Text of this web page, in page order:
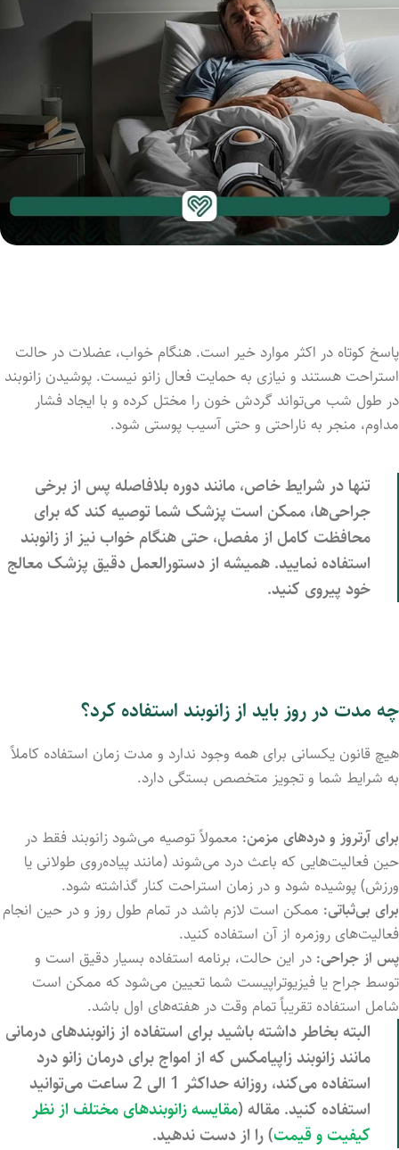
پاسخ کوتاه در اکثر موارد خیر است. هنگام خواب، عضلات در حالت
استراحت هستند و نیازی به حمایت فعال زانو نیست. پوشیدن زانوبند
در طول شب می‌تواند گردش خون را مختل کرده و با ایجاد فشار
مداوم، منجر به ناراحتی و حتی آسیب پوستی شود.
تنها در شرایط خاص، مانند دوره بلافاصله پس از برخی
جراحی‌ها، ممکن است پزشک شما توصیه کند که برای
محافظت کامل از مفصل، حتی هنگام خواب نیز از زانوبند
استفاده نمایید. همیشه از دستورالعمل دقیق پزشک معالج
خود پیروی کنید.
چه مدت در روز باید از زانوبند استفاده کرد؟
هیچ قانون یکسانی برای همه وجود ندارد و مدت زمان استفاده کاملاً
به شرایط شما و تجویز متخصص بستگی دارد.
برای آرتروز و دردهای مزمن: معمولاً توصیه می‌شود زانوبند فقط در
حین فعالیت‌هایی که باعث درد می‌شوند (مانند پیاده‌روی طولانی یا
ورزش) پوشیده شود و در زمان استراحت کنار گذاشته شود.
برای بی‌ثباتی: ممکن است لازم باشد در تمام طول روز و در حین انجام
فعالیت‌های روزمره از آن استفاده کنید.
پس از جراحی: در این حالت، برنامه استفاده بسیار دقیق است و
توسط جراح یا فیزیوتراپیست شما تعیین می‌شود که ممکن است
شامل استفاده تقریباً تمام وقت در هفته‌های اول باشد.
البته بخاطر داشته باشید برای استفاده از زانوبندهای درمانی
مانند زانوبند زاپیامکس که از امواج برای درمان زانو درد
استفاده می‌کند، روزانه حداکثر 1 الی 2 ساعت می‌توانید
استفاده کنید. مقاله (مقایسه زانوبندهای مختلف از نظر
کیفیت و قیمت) را از دست ندهید.